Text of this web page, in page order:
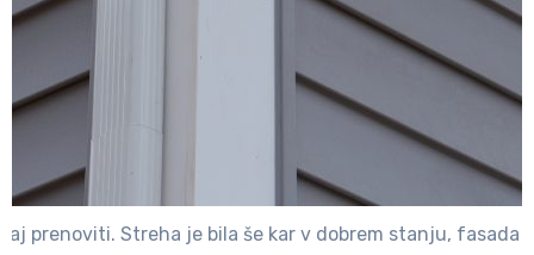
prenoviti. Streha je bila še kar v dobrem stanju,